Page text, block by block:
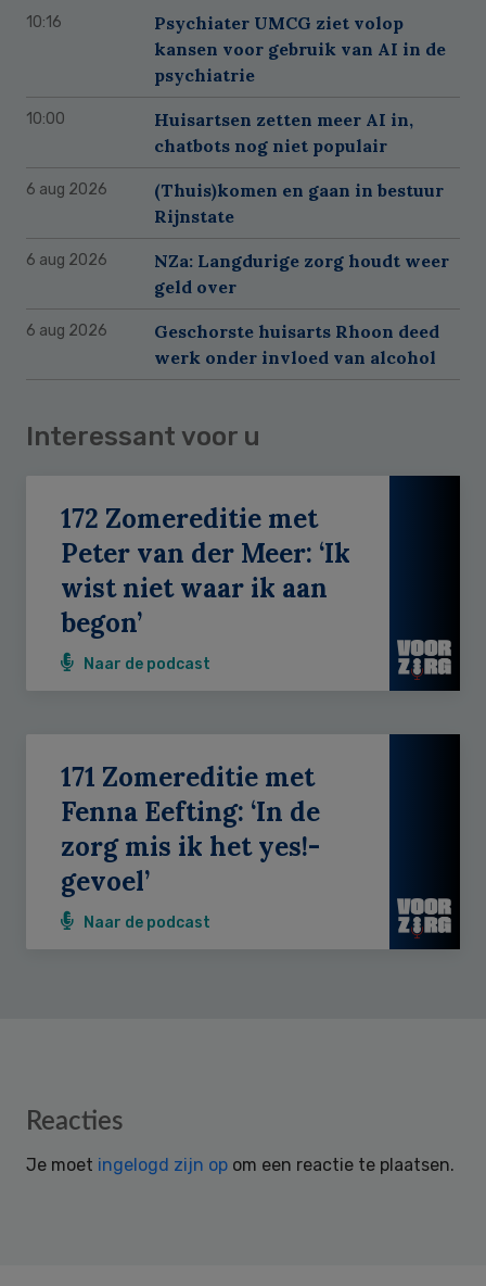
10:16
Psychiater UMCG ziet volop
kansen voor gebruik van AI in de
psychiatrie
10:00
Huisartsen zetten meer AI in,
chatbots nog niet populair
6 aug 2026
(Thuis)komen en gaan in bestuur
Rijnstate
6 aug 2026
NZa: Langdurige zorg houdt weer
geld over
6 aug 2026
Geschorste huisarts Rhoon deed
werk onder invloed van alcohol
Interessant voor u
172 Zomereditie met
Peter van der Meer: ‘Ik
wist niet waar ik aan
begon’
Naar de podcast
171 Zomereditie met
Fenna Eefting: ‘In de
zorg mis ik het yes!-
gevoel’
Naar de podcast
Reader
Reacties
Je moet ingelogd zijn op om een reactie te plaatsen.